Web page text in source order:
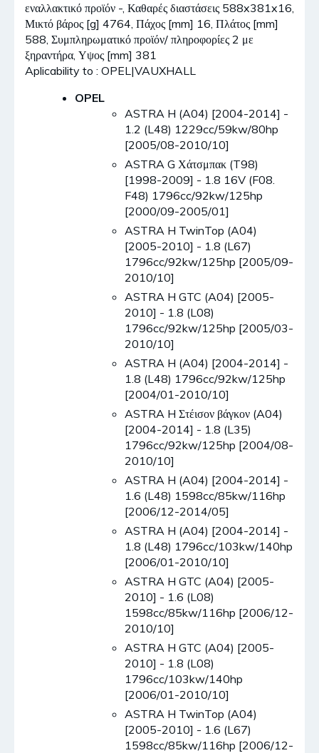
εναλλακτικό προϊόν -, Καθαρές διαστάσεις 588x381x16,
Μικτό βάρος [g] 4764, Πάχος [mm] 16, Πλάτος [mm]
588, Συμπληρωματικό προϊόν/ πληροφορίες 2 με
ξηραντήρα, Υψος [mm] 381
Aplicability to : OPEL|VAUXHALL
OPEL
ASTRA H (A04) [2004-2014] -
1.2 (L48) 1229cc/59kw/80hp
[2005/08-2010/10]
ASTRA G Χάτσμπακ (T98)
[1998-2009] - 1.8 16V (F08.
F48) 1796cc/92kw/125hp
[2000/09-2005/01]
ASTRA H TwinTop (A04)
[2005-2010] - 1.8 (L67)
1796cc/92kw/125hp [2005/09-
2010/10]
ASTRA H GTC (A04) [2005-
2010] - 1.8 (L08)
1796cc/92kw/125hp [2005/03-
2010/10]
ASTRA H (A04) [2004-2014] -
1.8 (L48) 1796cc/92kw/125hp
[2004/01-2010/10]
ASTRA H Στέισον βάγκον (A04)
[2004-2014] - 1.8 (L35)
1796cc/92kw/125hp [2004/08-
2010/10]
ASTRA H (A04) [2004-2014] -
1.6 (L48) 1598cc/85kw/116hp
[2006/12-2014/05]
ASTRA H (A04) [2004-2014] -
1.8 (L48) 1796cc/103kw/140hp
[2006/01-2010/10]
ASTRA H GTC (A04) [2005-
2010] - 1.6 (L08)
1598cc/85kw/116hp [2006/12-
2010/10]
ASTRA H GTC (A04) [2005-
2010] - 1.8 (L08)
1796cc/103kw/140hp
[2006/01-2010/10]
ASTRA H TwinTop (A04)
[2005-2010] - 1.6 (L67)
1598cc/85kw/116hp [2006/12-